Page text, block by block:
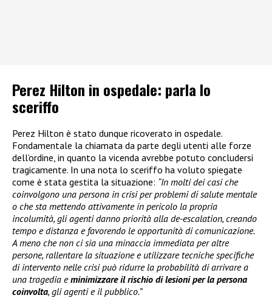
Perez Hilton in ospedale: parla lo
sceriffo
Perez Hilton è stato dunque ricoverato in ospedale.
Fondamentale la chiamata da parte degli utenti alle forze
dell’ordine, in quanto la vicenda avrebbe potuto concludersi
tragicamente. In una nota lo sceriffo ha voluto spiegate
come è stata gestita la situazione: “In molti dei casi che
coinvolgono una persona in crisi per problemi di salute mentale
o che sta mettendo attivamente in pericolo la propria
incolumità, gli agenti danno priorità alla de-escalation, creando
tempo e distanza e favorendo le opportunità di comunicazione.
A meno che non ci sia una minaccia immediata per altre
persone, rallentare la situazione e utilizzare tecniche specifiche
di intervento nelle crisi può ridurre la probabilità di arrivare a
una tragedia eminimizzare il rischio di lesioni per la persona
coinvolta, gli agenti e il pubblico.”